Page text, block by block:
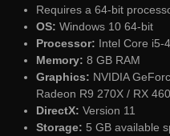
Requires a 64-bit
OS: Windows 10 64-bit
Processor: Intel Core i5-
Memory: 8 GB RAM
Graphics: NVIDIA
Radeon R9 270X / RX
DirectX: Version 11
Storage: 5 GB available